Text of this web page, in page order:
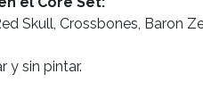
Skull, Crossbones, Baron
y sin pintar.